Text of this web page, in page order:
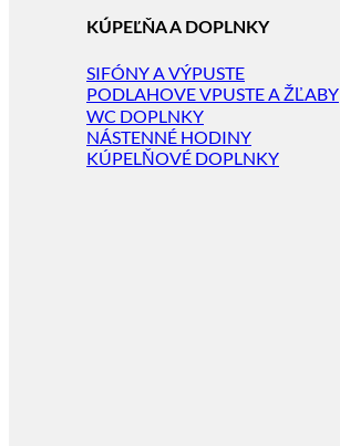
KÚPEĽŇA A DOPLNKY
SIFÓNY A VÝPUSTE
PODLAHOVE VPUSTE A ŽĽABY
WC DOPLNKY
NÁSTENNÉ HODINY
KÚPELŇOVÉ DOPLNKY